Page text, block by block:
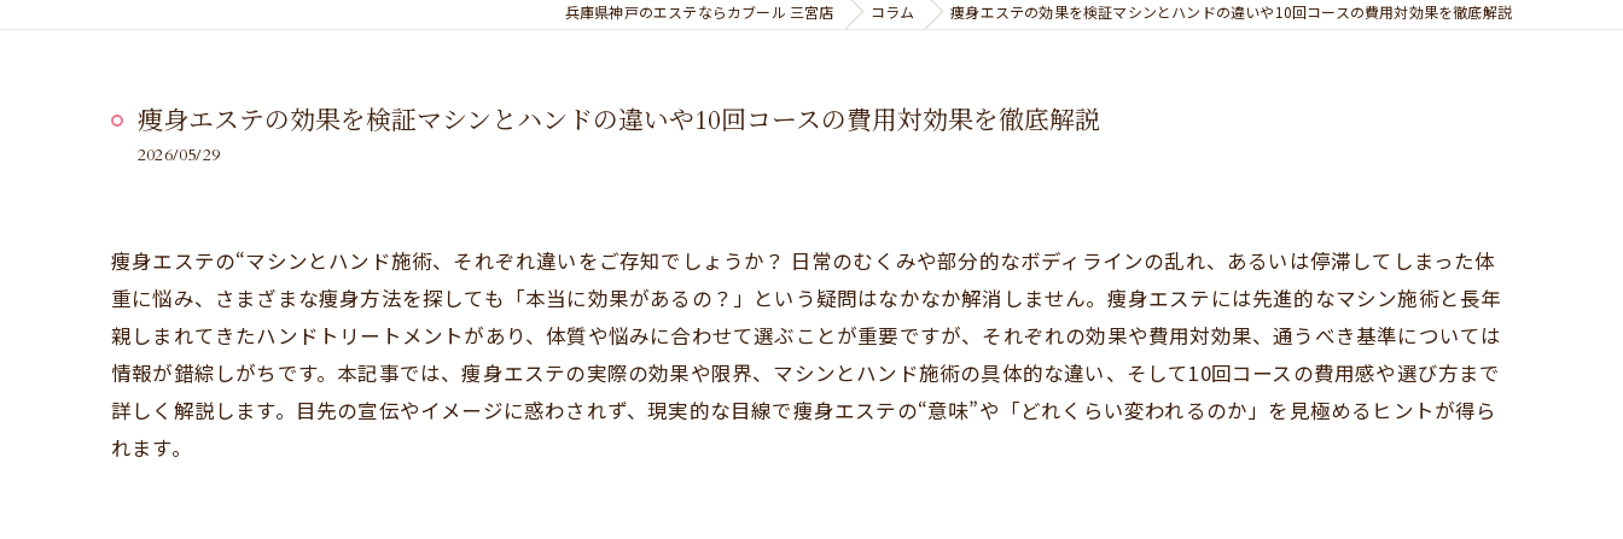
兵庫県神戸のエステならカブール 三宮店 コラム 痩身エステの効果を検証マシンとハンドの違いや10回コースの費用対効果を徹底解説
痩身エステの効果を検証マシンとハンドの違いや10回コースの費用対効果を徹底解説
2026/05/29
痩身エステの“マシンとハンド施術、それぞれ違いをご存知でしょうか？ 日常のむくみや部分的なボディラインの乱れ、あるいは停滞してしまった体
重に悩み、さまざまな痩身方法を探しても「本当に効果があるの？」という疑問はなかなか解消しません。痩身エステには先進的なマシン施術と長年
親しまれてきたハンドトリートメントがあり、体質や悩みに合わせて選ぶことが重要ですが、それぞれの効果や費用対効果、通うべき基準については
情報が錯綜しがちです。本記事では、痩身エステの実際の効果や限界、マシンとハンド施術の具体的な違い、そして10回コースの費用感や選び方まで
詳しく解説します。目先の宣伝やイメージに惑わされず、現実的な目線で痩身エステの“意味”や「どれくらい変われるのか」を見極めるヒントが得ら
れます。